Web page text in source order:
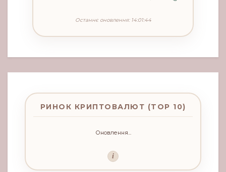
Останнє оновлення: 14:01:44
РИНОК КРИПТОВАЛЮТ (TOP 10)
Оновлення...
i